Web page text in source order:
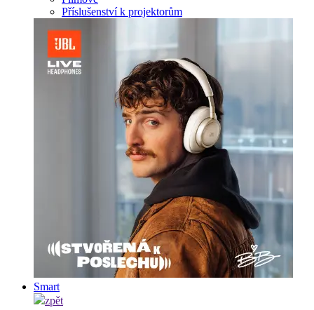
Příslušenství k projektorům
Smart
zpět